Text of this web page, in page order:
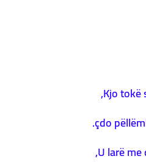
Kjo tokë
çdo
U larë